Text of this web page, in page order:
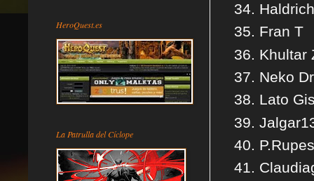
Fran T
Khultar
Neko
Lato
HeroQuest.es
La Patrulla del Cíclope